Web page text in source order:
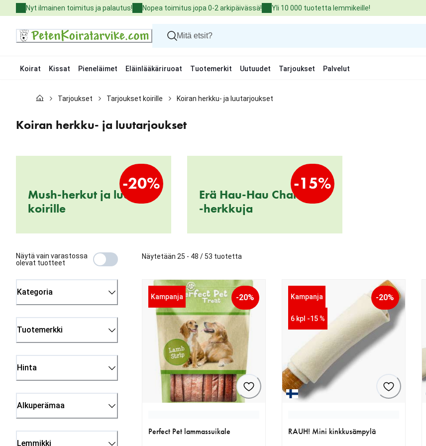
to
Nyt ilmainen toimitus ja palautus! Nopea toimitus jopa 0-2 arkipäivässä! Yli 10 000 tuotetta lemmikeille!
Koirat Kissat Pieneläimet Eläinlääkäriruoat Tuotemerkit Uutuudet Tarjoukset Palvelut
Kissat
Eläinlääkäriruoat
Tuotemerkit
Tarjoukset Tarjoukset koirille Koiran herkku- ja luutarjoukset
Koiran herkku- ja luutarjoukset
-20%
Mush-herkut ja luut
koirille
-15%
Erä Hau-Hau Champion
-herkkuja
Näytä vain varastossa
olevat tuotteet
Kategoria
Tuotemerkki
Hinta
Alkuperämaa
Lemmikki
Näytetään 25 - 48 / 53 tuotetta
Kampanja -20%
Perfect Pet lammassuikale
Kampanja
6 kpl -15 %
-20%
RAUH! Mini kinkkusämpylä